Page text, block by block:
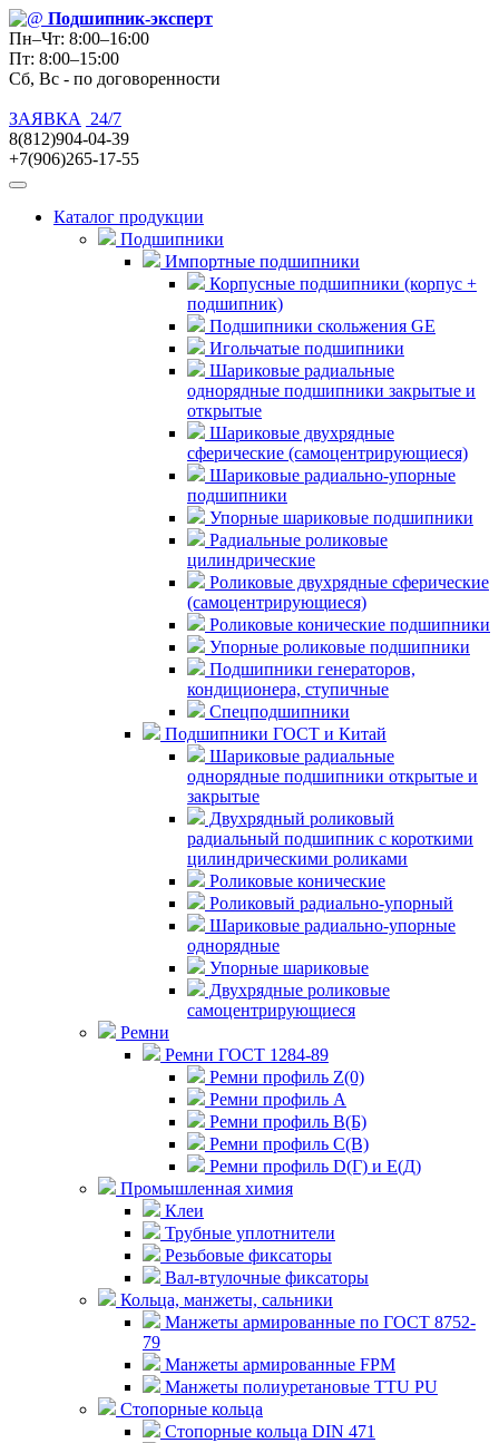
Подшипник-эксперт
Пн–Чт: 8:00–16:00
Пт: 8:00–15:00
Сб, Вс - по договоренности
ЗАЯВКА
24/7
8(812)904-04-39
+7(906)265-17-55
Каталог продукции
Подшипники
Импортные подшипники
Корпусные подшипники (корпус +
подшипник)
Подшипники скольжения GE
Игольчатые подшипники
Шариковые радиальные
однорядные подшипники закрытые и
открытые
Шариковые двухрядные
сферические (самоцентрирующиеся)
Шариковые радиально-упорные
подшипники
Упорные шариковые подшипники
Радиальные роликовые
цилиндрические
Роликовые двухрядные сферические
(самоцентрирующиеся)
Роликовые конические подшипники
Упорные роликовые подшипники
Подшипники генераторов,
кондиционера, ступичные
Спецподшипники
Подшипники ГОСТ и Китай
Шариковые радиальные
однорядные подшипники открытые и
закрытые
Двухрядный роликовый
радиальный подшипник с короткими
цилиндрическими роликами
Роликовые конические
Роликовый радиально-упорный
Шариковые радиально-упорные
однорядные
Упорные шариковые
Двухрядные роликовые
самоцентрирующиеся
Ремни
Ремни ГОСТ 1284-89
Ремни профиль Z(0)
Ремни профиль А
Ремни профиль В(Б)
Ремни профиль С(В)
Ремни профиль D(Г) и E(Д)
Промышленная химия
Клеи
Трубные уплотнители
Резьбовые фиксаторы
Вал-втулочные фиксаторы
Кольца, манжеты, сальники
Манжеты армированные по ГОСТ 8752-
79
Манжеты армированные FPM
Манжеты полиуретановые TTU PU
Стопорные кольца
Стопорные кольца DIN 471